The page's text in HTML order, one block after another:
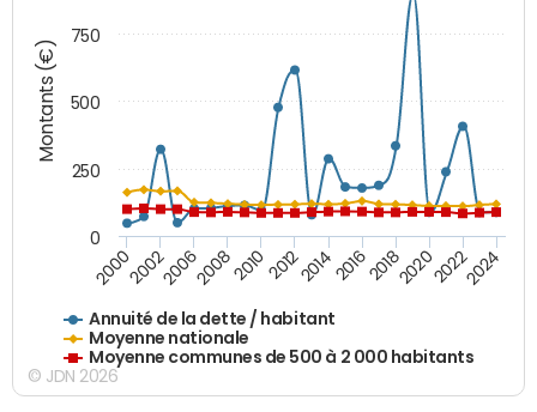
Montants (€)
Annuité de la dette / habitant
Moyenne nationale
Moyenne communes de 500 à 2 000 habitants
200020022006200820102012201420162018202020222024
0
250
500
750
© JDN 2026